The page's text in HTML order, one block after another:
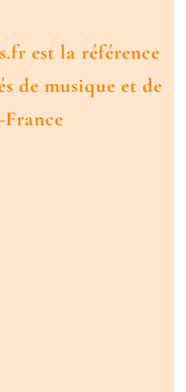
est la référence
de musique et de